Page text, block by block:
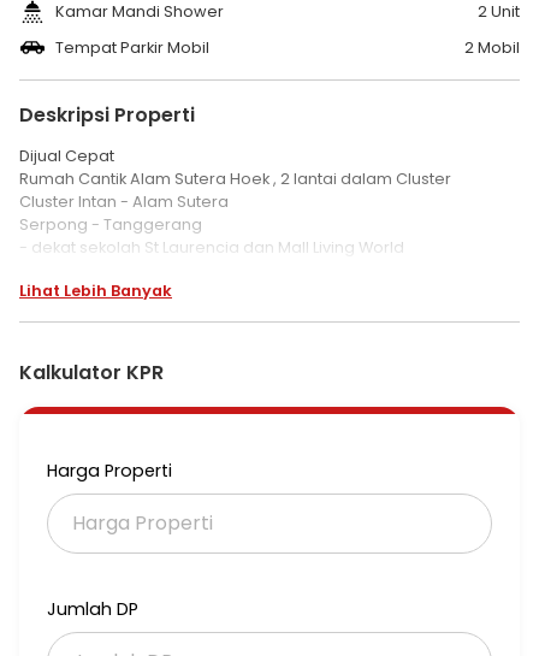
Kamar Mandi Shower
2 Unit
Tempat Parkir Mobil
2 Mobil
Deskripsi Properti
Dijual Cepat
Rumah Cantik Alam Sutera Hoek , 2 lantai dalam Cluster
Cluster Intan - Alam Sutera
Serpong - Tanggerang
- dekat sekolah St Laurencia dan Mall Living World
Spek :
Ada 3 + 1 k mandi
SHM
Harga Rp 7 M ( Nego )
00292
Lihat Lebih Banyak
Kalkulator KPR
Harga Properti
Jumlah DP